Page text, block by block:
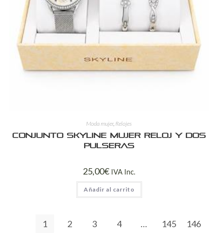
Moda mujer, Relojes
Conjunto Skyline Mujer Reloj y Dos
Pulseras
25,00€ IVA Inc.
Añadir al carrito
1 2 3 4 … 145
146